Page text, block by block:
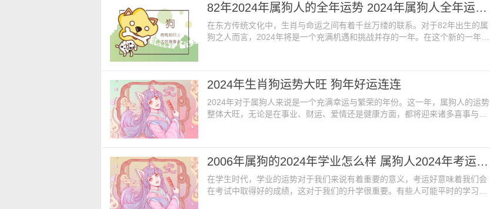
碍麻烦，甚至出现严重的钱财破损事件。如果有投资
82年2024年属狗人的全年运势 2024年属狗人全年运势1982
在东方传统文化中，生肖与命运之间有着千丝万缕的联系。对于82年出生的属
狗之人而言，2024年将是一个充满机遇和挑战并存的一年。在这个新的一年
手忙脚乱，还会容易出错，会引起上级领导部门的不满，甚至会
2024年生肖狗运势大旺 狗年好运连连
2024年对于属狗人来说是一个充满幸运与繁荣的年份。这一年，属狗人的运势
整体大旺，无论是在事业、财运、爱情还是健康方面，都将迎来诸多喜事与好
靠的工作态度和强烈的责任感，在这一年里将迎来更多的晋
2006年属狗的2024年学业怎么样 属狗人2024年考运如何
在学生时代，学业的运势对于我们来说有着重要的意义，考运好意味着我们会
在考试中取得好的成绩，这对于我们的升学很重要。有些人可能平时的学习成